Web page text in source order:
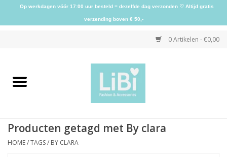
0 Artikelen - €0,00
Home
Producten getagd met By clara
HOME/TAGS/ BY CLARA
Op werkdagen vóór 17:00 uur besteld = dezelfde dag verzonden ♡ Altijd gratis
verzending boven € 50,-